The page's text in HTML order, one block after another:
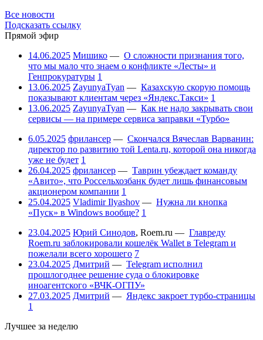
Все новости
Подсказать ссылку
Прямой эфир
14.06.2025 Мишико — О сложности признания того,
что мы мало что знаем о конфликте «Лесты» и
Генпрокуратуры 1
13.06.2025 ZayunyaTyan — Казахскую скорую помощь
показывают клиентам через «Яндекс.Такси» 1
13.06.2025 ZayunyaTyan — Как не надо закрывать свои
сервисы — на примере сервиса заправки «Турбо»
6.05.2025 фрилансер — Скончался Вячеслав Варванин:
директор по развитию той Lenta.ru, которой она никогда
уже не будет 1
26.04.2025 фрилансер — Таврин убеждает команду
«Авито», что Россельхозбанк будет лишь финансовым
акционером компании 1
25.04.2025 Vladimir Ilyashov — Нужна ли кнопка
«Пуск» в Windows вообще? 1
23.04.2025 Юрий Синодов, Roem.ru — Главреду
Roem.ru заблокировали кошелёк Wallet в Telegram и
пожелали всего хорошего 7
23.04.2025 Дмитрий — Telegram исполнил
прошлогоднее решение суда о блокировке
иноагентского «ВЧК-ОГПУ»
27.03.2025 Дмитрий — Яндекс закроет турбо-страницы
1
Лучшее за неделю